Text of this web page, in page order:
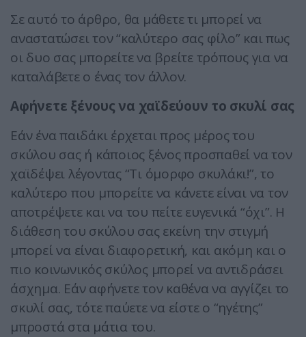
Σε αυτό το άρθρο, θα μάθετε τι μπορεί να
αναστατώσει τον “καλύτερο σας φίλο” και πως
οι δυο σας μπορείτε να βρείτε τρόπους για να
καταλάβετε ο ένας τον άλλον.
Αφήνετε ξένους να χαϊδεύουν το σκυλί σας
Εάν ένα παιδάκι έρχεται προς μέρος του
σκύλου σας ή κάποιος ξένος προσπαθεί να τον
χαϊδέψει λέγοντας “Τι όμορφο σκυλάκι!”, το
καλύτερο που μπορείτε να κάνετε είναι να τον
αποτρέψετε και να του πείτε ευγενικά “όχι”. Η
διάθεση του σκύλου σας εκείνη την στιγμή
μπορεί να είναι διαφορετική, και ακόμη και ο
πιο κοινωνικός σκύλος μπορεί να αντιδράσει
άσχημα. Εάν αφήνετε τον καθένα να αγγίζει το
σκυλί σας, τότε παύετε να είστε ο “ηγέτης”
μπροστά στα μάτια του.